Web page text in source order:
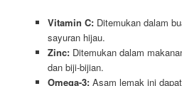
Vitamin C:Ditemukan dalam
sayuran hijau.
Zinc:Ditemukan dalam
dan biji-bijian.
Omega-3:Asam lemak ini